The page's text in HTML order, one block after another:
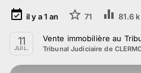
il y a1 an 71 81.6 k
11
JUIL.
Vente immobilière au
Tribunal Judiciaire de